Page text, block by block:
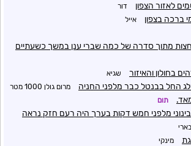
לאזור הצפון דור
ברכה בצפון אייל
מתוך סדרה של כמה שברי ענן במשך כשעתיים
בחולון והאיזור שגיא
החל בבנטל כבר מלפני החניה מרום גולן 1000 מטר
תום
מלפני חמש דקות בערך היה רעם חזק נראה
מינקי